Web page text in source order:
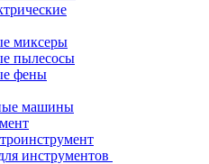
миксеры
пылесосы
фены
машины
инструментов